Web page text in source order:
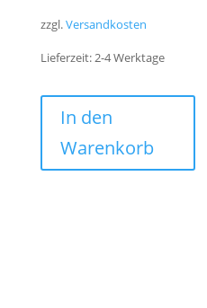
zzgl.Versandkosten
Lieferzeit:2-4 Werktage
In den
Warenkorb